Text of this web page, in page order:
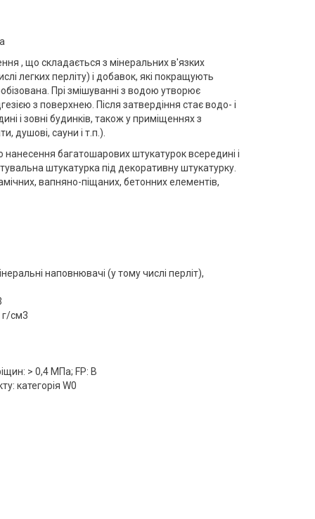
, що складається з мінеральних в'язких
легких перліту) і добавок, які покращують
Прі змішуванні з водою утворює
з поверхнею. Після затвердіння стає водо- і
і зовні будинків, також у приміщеннях з
душові, сауни і т.п.).
багатошарових штукатурок всередині і
штукатурка під декоративну штукатурку.
вапняно-піщаних, бетонних елементів,
наповнювачі (у тому числі перліт),
г/см3
> 0,4 MПa; FP: В
категорія W0